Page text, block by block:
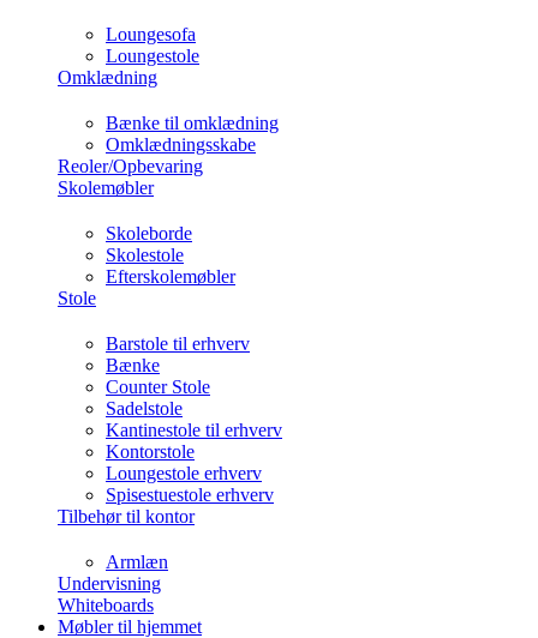
Loungesofa
Loungestole
Omklædning
Bænke til omklædning
Omklædningsskabe
Reoler/Opbevaring
Skolemøbler
Skoleborde
Skolestole
Efterskolemøbler
Stole
Barstole til erhverv
Bænke
Counter Stole
Sadelstole
Kantinestole til erhverv
Kontorstole
Loungestole erhverv
Spisestuestole erhverv
Tilbehør til kontor
Armlæn
Undervisning
Whiteboards
Møbler til hjemmet